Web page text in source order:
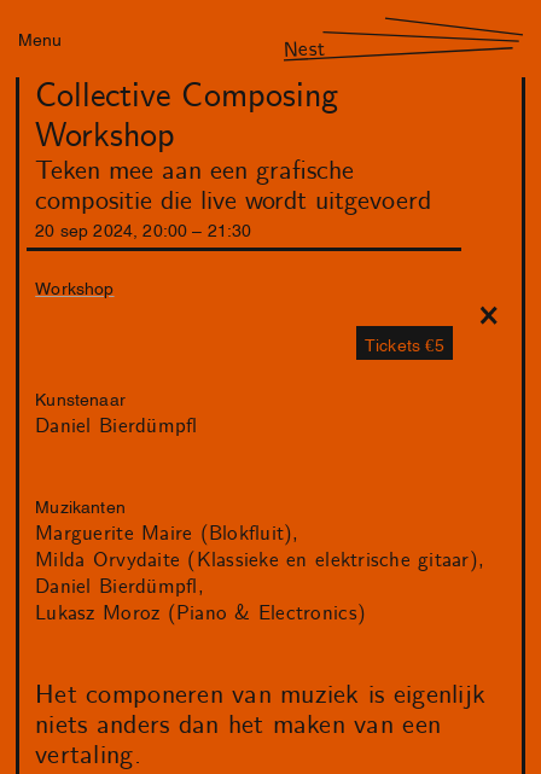
Menu Nest
Collective Composing
Workshop
Teken mee aan een grafische
compositie die live wordt uitgevoerd
20 sep 2024 ,20:00 21 :30
Workshop
Tickets €5
Kunstenaar
Daniel Bierdümpfl
Muzikanten
Marguerite Maire (Blokfluit)
Milda Orvydaite (Klassieke en elektrische gitaar)
Daniel Bierdümpfl
Lukasz Moroz (Piano & Electronics)
Het componeren van muziek is eigenlijk
niets anders dan het maken van een
vertaling.